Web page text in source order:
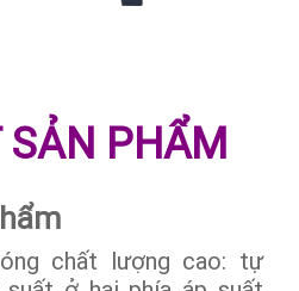
SẢN PHẨM
chất lượng cao: tự